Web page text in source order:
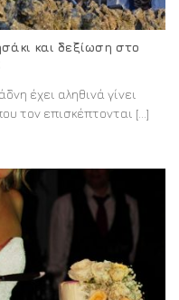
και δεξίωση στο
έχει αληθινά γίνει
τον επισκέπτονται [...]